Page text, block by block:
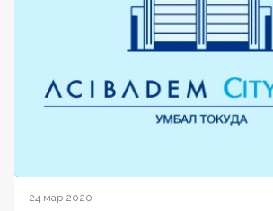
24 мар 2020